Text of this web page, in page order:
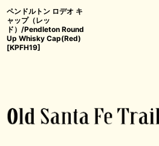
ペンドルトン ロデオ キ
ャップ（レッ
ド）/Pendleton Round
Up Whisky Cap(Red)
[KPFH19]